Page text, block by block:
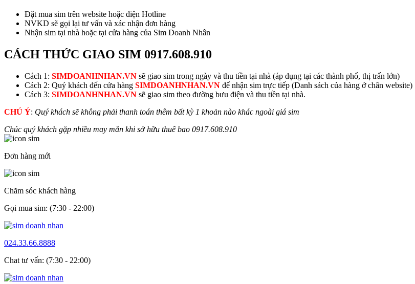
Đặt mua sim trên website hoặc điện Hotline
NVKD sẽ gọi lại tư vấn và xác nhận đơn hàng
Nhận sim tại nhà hoặc tại cửa hàng của Sim Doanh Nhân
CÁCH THỨC GIAO SIM 0917.608.910
Cách 1: SIMDOANHNHAN.VN sẽ giao sim trong ngày và thu tiền tại nhà (áp dụng tại các thành phố, thị trấn lớn)
Cách 2: Quý khách đến cửa hàng SIMDOANHNHAN.VN để nhận sim trực tiếp (Danh sách của hàng ở chân website)
Cách 3: SIMDOANHNHAN.VN sẽ giao sim theo đường bưu điện và thu tiền tại nhà.
CHÚ Ý: Quý khách sẽ không phải thanh toán thêm bất kỳ 1 khoản nào khác ngoài giá sim
Chúc quý khách gặp nhiều may mắn khi sở hữu thuê bao 0917.608.910
Đơn hàng mới
Chăm sóc khách hàng
Gọi mua sim: (7:30 - 22:00)
024.33.66.8888
Chat tư vấn: (7:30 - 22:00)